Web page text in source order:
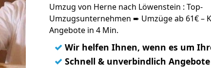
Umzug von Herne nach Löwenstein : Top-
Umzugsunternehmen ➨ Umzüge ab 61€ –
Angebote in 4 Min.
✓ Wir helfen Ihnen, wenn es um
✓ Schnell & unverbindlich